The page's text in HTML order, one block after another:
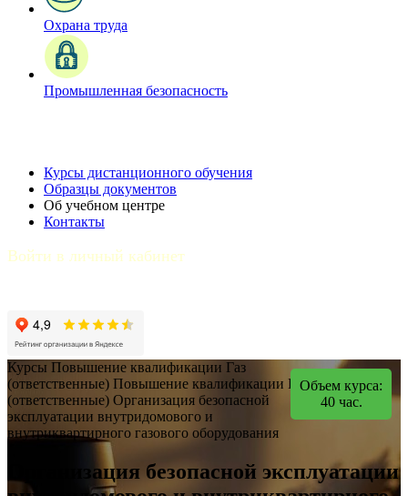
Охрана труда
Промышленная безопасность
Курсы дистанционного обучения
Образцы документов
Об учебном центре
Контакты
Войти в личный кабинет
Курсы Повышение квалификации Газ
(ответственные) Повышение квалификации Газ
(ответственные) Организация безопасной
эксплуатации внутридомового и
внутриквартирного газового оборудования
Организация безопасной эксплуатации
Объем курса:
40 час.